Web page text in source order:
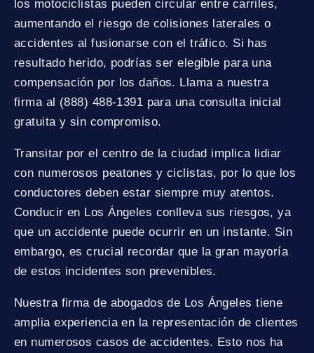
los motociclistas pueden circular entre carriles,
aumentando el riesgo de colisiones laterales o
accidentes al fusionarse con el tráfico. Si has
resultado herido, podrías ser elegible para una
compensación por los daños. Llama a nuestra
firma al (888) 488-1391 para una consulta inicial
gratuita y sin compromiso.
Transitar por el centro de la ciudad implica lidiar
con numerosos peatones y ciclistas, por lo que los
conductores deben estar siempre muy atentos.
Conducir en Los Ángeles conlleva sus riesgos, ya
que un accidente puede ocurrir en un instante. Sin
embargo, es crucial recordar que la gran mayoría
de estos incidentes son prevenibles.
Nuestra firma de abogados de Los Ángeles tiene
amplia experiencia en la representación de clientes
en numerosos casos de accidentes. Esto nos ha